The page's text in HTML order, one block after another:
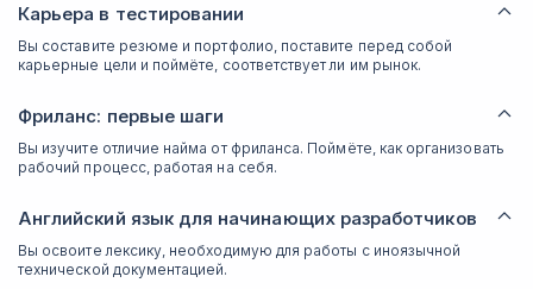
Карьера в тестировании
Вы составите резюме и портфолио, поставите перед собой
карьерные цели и поймёте, соответствует ли им рынок.
Фриланс: первые шаги
Вы изучите отличие найма от фриланса. Поймёте, как организовать
рабочий процесс, работая на себя.
Английский язык для начинающих разработчиков
Вы освоите лексику, необходимую для работы с иноязычной
технической документацией.